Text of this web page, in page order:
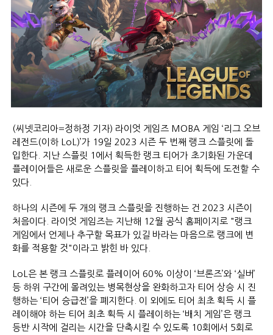
(씨넷코리아=정하정 기자) 라이엇 게임즈 MOBA 게임 ‘리그 오브
레전드(이하 LoL)’가 19일 2023 시즌 두 번째 랭크 스플릿에 돌
입한다. 지난 스플릿 1에서 획득한 랭크 티어가 초기화된 가운데
플레이어들은 새로운 스플릿을 플레이하고 티어 획득에 도전할 수
있다.
하나의 시즌에 두 개의 랭크 스플릿을 진행하는 건 2023 시즌이
처음이다. 라이엇 게임즈는 지난해 12월 공식 홈페이지로 "랭크
게임에서 언제나 추구할 목표가 있길 바라는 마음으로 랭크에 변
화를 적용할 것"이라고 밝힌 바 있다.
LoL은 본 랭크 스플릿로 플레이어 60% 이상이 ‘브론즈’와 ‘실버’
등 하위 구간에 몰려있는 병목현상을 완화하고자 티어 상승 시 진
행하는 ‘티어 승급전’을 폐지한다. 이 외에도 티어 최초 획득 시 플
레이해야 하는 티어 최초 획득 시 플레이하는 ‘배치 게임’은 랭크
등반 시작에 걸리는 시간을 단축시킬 수 있도록 10회에서 5회로